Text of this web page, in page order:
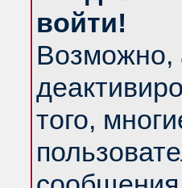
войти!
Возможно,
того,